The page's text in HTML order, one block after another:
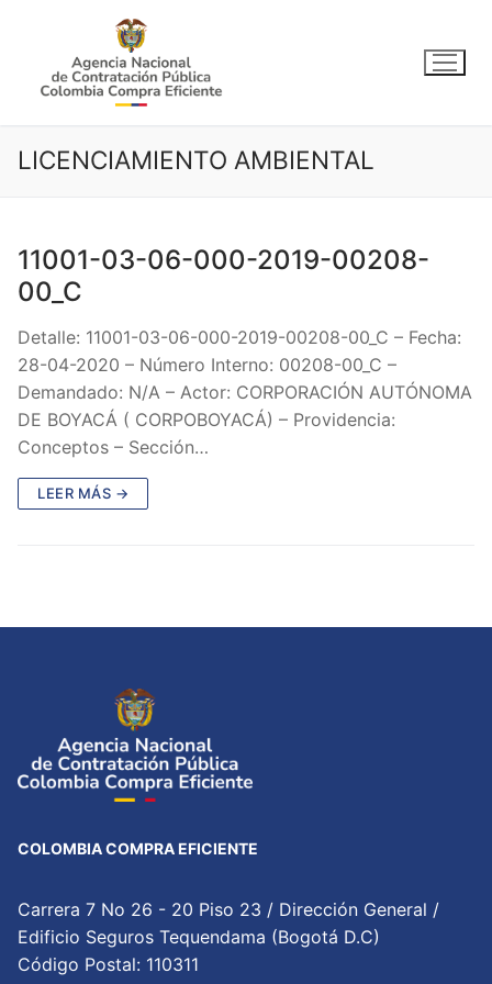
contenido
LICENCIAMIENTO AMBIENTAL
11001-03-06-000-2019-00208-
00_C
Detalle: 11001-03-06-000-2019-00208-00_C – Fecha:
28-04-2020 – Número Interno: 00208-00_C –
Demandado: N/A – Actor: CORPORACIÓN AUTÓNOMA
DE BOYACÁ ( CORPOBOYACÁ) – Providencia:
Conceptos – Sección…
LEER MÁS →
COLOMBIA COMPRA EFICIENTE
Carrera 7 No 26 - 20 Piso 23 / Dirección General /
Edificio Seguros Tequendama (Bogotá D.C)
Código Postal: 110311